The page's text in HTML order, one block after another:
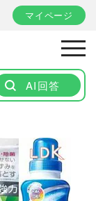
マイページ
AI回答